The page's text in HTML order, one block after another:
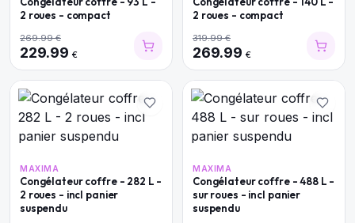
2 roues - compact
269.99€
229.99 €
2 roues - compact
319.99€
269.99 €
MAXIMA
Congélateur coffre - 282 L -
2 roues - incl panier
suspendu
MAXIMA
Congélateur coffre - 488 L -
sur roues - incl panier
suspendu